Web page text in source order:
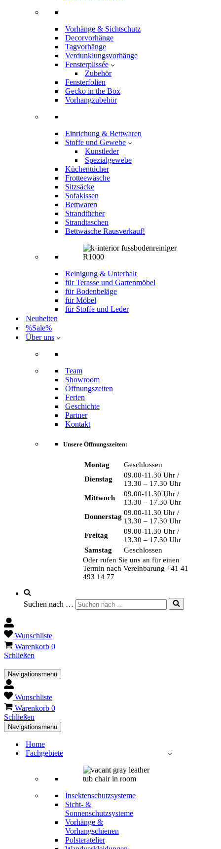
Vorhänge & Sichtschutz
Decorvorhänge
Tagvorhänge
Verdunklungsvorhänge
Fensterplissée
Zubehör
Fensterfolien
Gecko in the Box
Vorhangzubehör
Einrichung & Bettwaren
Stoffe und Gewebe
Kunstleder
Spezialgewebe
Küchentücher
Frotteewäsche
Sitzsäcke
Sofakissen
Bettwaren
Strandtücher
Strandtaschen
Bettwäsche Rausverkauf!
Reinigung & Unterhalt
für Terasse und Gartenmöbel
für Bodenbeläge
für Möbel
für Stoffe und Leder
Neuheiten
%Sale%
Über uns
Team
Showroom
Öffnungszeiten
Ferien
Geschichte
Partner
Kontakt
Unsere Öffnungszeiten:
Montag
Geschlossen
Dienstag
09.00-11.30 Uhr /
13.30 – 17.30 Uhr
Mittwoch
09.00-11.30 Uhr /
13.30 – 17.30 Uhr
Donnerstag 09.00-11.30 Uhr /
13.30 – 17.30 Uhr
Freitag
09.00-11.30 Uhr /
13.30 – 17.30 Uhr
Samstag
Geschlossen
Oder rufen Sie uns an für einen
Termin nach Vereinbarung +41 41
493 14 77
Suchen nach …
Wunschliste
Warenkorb 0
Schließen
Navigationsmenü
Wunschliste
Warenkorb 0
Schließen
Navigationsmenü
Home
Fachgebiete
Insektenschutzsysteme
Sicht- &
Sonnenschutzsysteme
Vorhänge &
Vorhangschienen
Polsteratelier